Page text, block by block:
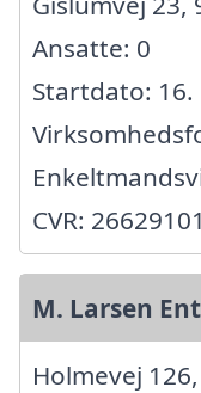
Ansatte: 0
Startdato: 16.
CVR: 26629101
M. Larsen
Holmevej